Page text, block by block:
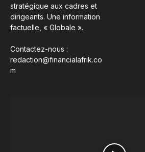
stratégique aux cadres et
dirigeants. Une information
factuelle, « Globale ».
Contactez-nous :
redaction@financialafrik.co
m